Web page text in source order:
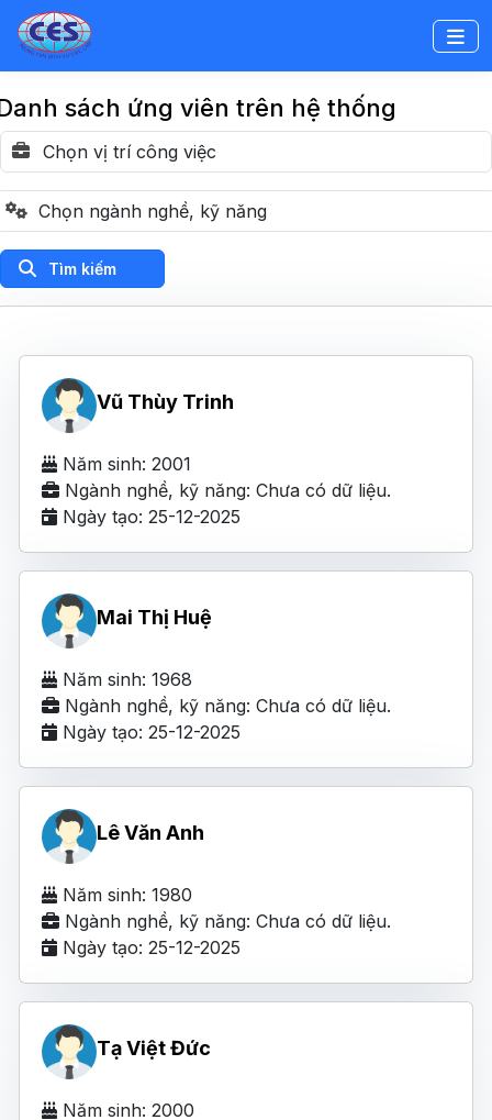
sách ứng viên trên hệ thống
Tìm kiếm
Vũ Thùy Trinh
Năm sinh: 2001
Ngành nghề, kỹ năng: Chưa có dữ liệu.
Ngày tạo: 25-12-2025
Mai Thị Huệ
Năm sinh: 1968
Ngành nghề, kỹ năng: Chưa có dữ liệu.
Ngày tạo: 25-12-2025
Lê Văn Anh
Năm sinh: 1980
Ngành nghề, kỹ năng: Chưa có dữ liệu.
Ngày tạo: 25-12-2025
Tạ Việt Đức
Năm sinh: 2000